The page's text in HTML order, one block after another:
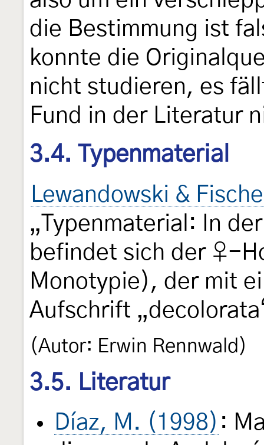
die Bestimmung ist
konnte die
nicht studieren, es
Fund in der Literatur
3.4. Typenmaterial
Lewandowski &
„Typenmaterial: In
befindet sich der ♀-
Monotypie), der mit
Aufschrift
(Autor: Erwin Rennwald)
3.5. Literatur
Díaz, M. (1998) :